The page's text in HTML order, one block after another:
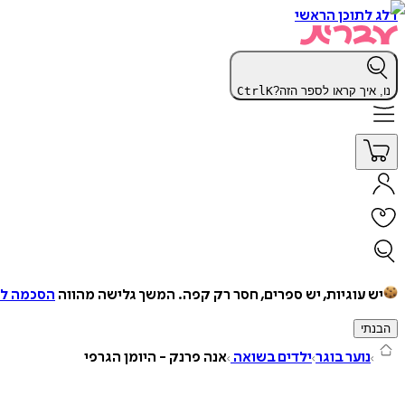
דלג לתוכן הראשי
נו, איך קראו לספר הזה? CtrlK
יש עוגיות, יש ספרים, חסר רק קפה. המשך גלישה מהווה הסכמה
הבנתי
נוער בוגר ילדים בשואה אנה פרנק - היומן הגרפי